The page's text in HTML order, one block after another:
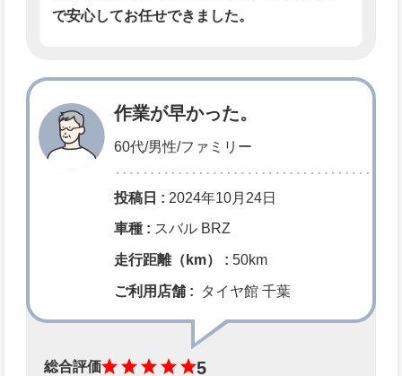
で安心してお任せできました。
作業が早かった。
60代/男性/ファミリー
投稿日 : 2024年10月24日
車種 : スバル BRZ
走行距離（km） : 50km
ご利用店舗 : タイヤ館 千葉
総合評価 5